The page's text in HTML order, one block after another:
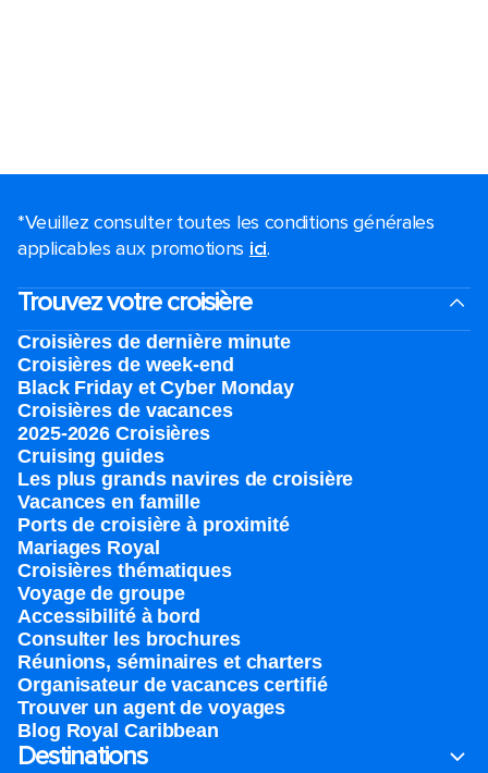
*Veuillez consulter toutes les conditions générales
applicables aux promotions ici.
Trouvez votre croisière
Croisières de dernière minute
Croisières de week-end
Black Friday et Cyber Monday
Croisières de vacances
2025-2026 Croisières
Cruising guides
Les plus grands navires de croisière
Vacances en famille
Ports de croisière à proximité
Mariages Royal
Croisières thématiques
Voyage de groupe​
Accessibilité à bord​
Consulter les brochures
Réunions, séminaires et charters
Organisateur de vacances certifié
Trouver un agent de voyages
Blog Royal Caribbean
Destinations